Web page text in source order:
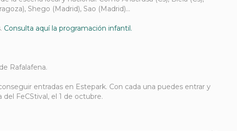
Shego (Madrid), Sao (Madrid)…
Consulta aquí la programación infantil.
Rafalafena.
entradas en Estepark. Con cada una puedes entrar y
FeCStival, el 1 de octubre.